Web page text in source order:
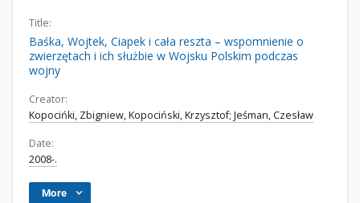
Title:
Baśka, Wojtek, Ciapek i cała reszta – wspomnienie o
zwierzętach i ich służbie w Wojsku Polskim podczas
wojny
Creator:
Kopocińki, Zbigniew, Kopociński, Krzysztof; Jeśman, Czesław
Date:
2008-.
More